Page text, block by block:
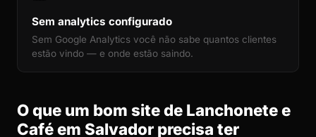
Sem analytics configurado
Sem Google Analytics você não sabe quantos clientes
estão vindo — e onde estão saindo.
O que um bom site de Lanchonete e
Café em Salvador precisa ter